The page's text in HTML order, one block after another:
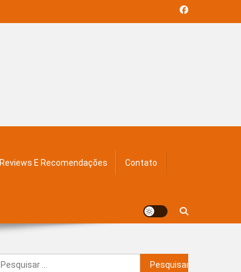
Reviews E Recomendações Contato
Pesquisar